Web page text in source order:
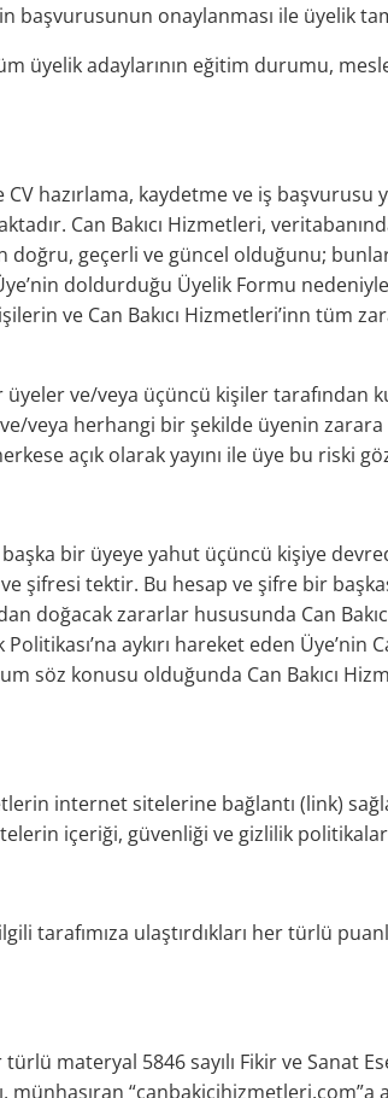
başvurusunun onaylanması ile üyelik
üyelik adaylarının eğitim durumu,
hazırlama, kaydetme ve iş başvurusu
Can Bakıcı Hizmetleri,
geçerli ve güncel olduğunu; bunların
doldurduğu Üyelik Formu
ve Can Bakıcı Hizmetleri’inn tüm
ve/veya üçüncü kişiler tarafından
veya herhangi bir şekilde üyenin zarara
açık olarak yayını ile üye bu riski
bir üyeye yahut üçüncü kişiye
tektir. Bu hesap ve şifre bir
doğacak zararlar hususunda Can
aykırı hareket eden Üye’nin
söz konusu olduğunda Can Bakıcı
internet sitelerine bağlantı (link)
içeriği, güvenliği ve gizlilik
tarafımıza ulaştırdıkları her türlü
materyal 5846 sayılı Fikir ve Sanat
“canbakicihizmetleri.com”a